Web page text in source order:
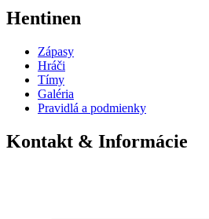
Hentinen
Zápasy
Hráči
Tímy
Galéria
Pravidlá a podmienky
Kontakt & Informácie